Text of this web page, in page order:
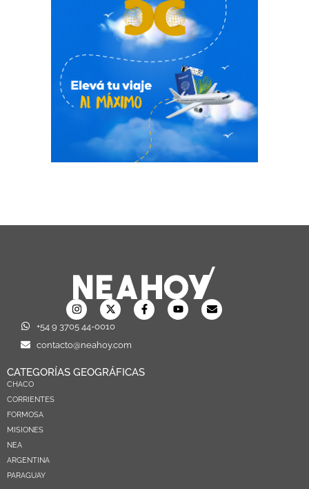
+54 9 3705 44-0010
contacto@neahoy.com
CATEGORÍAS GEOGRÁFICAS
CHACO
CORRIENTES
FORMOSA
MISIONES
NEA
ARGENTINA
PARAGUAY